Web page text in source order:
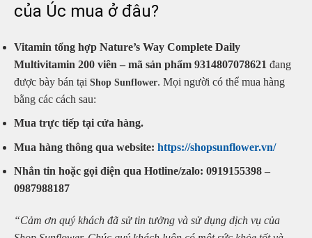
của Úc mua ở đâu?
Vitamin tổng hợp Nature’s Way Complete Daily
Multivitamin 200 viên – mã sản phẩm 9314807078621 đang
được bày bán tại Shop Sunflower. Mọi người có thể mua hàng
bằng các cách sau:
Mua trực tiếp tại cửa hàng.
Mua hàng thông qua website: https://shopsunflower.vn/
Nhắn tin hoặc gọi điện qua Hotline/zalo: 0919155398 –
0987988187
“Cảm ơn quý khách đã sử tin tưởng và sử dụng dịch vụ của